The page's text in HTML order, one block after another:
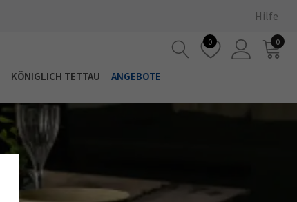
Hilfe
KÖNIGLICH TETTAU ANGEBOTE
0 0